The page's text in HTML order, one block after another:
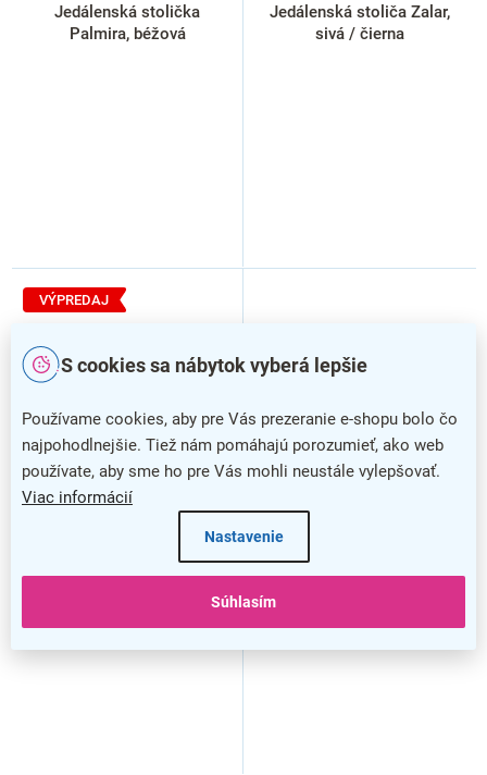
S cookies sa nábytok vyberá lepšie
Používame cookies, aby pre Vás prezeranie e-shopu bolo čo
najpohodlnejšie. Tiež nám pomáhajú porozumieť, ako web
používate, aby sme ho pre Vás mohli neustále vylepšovať.
Viac informácií
Nastavenie
Súhlasím
Jedálenská stolička
Palmira, béžová
Jedálenská stoliča Zalar,
sivá / čierna
VÝPREDAJ
–19 %
Jedálenská stolička Alexis,
–13 %
Jedálenská stolička Amalia,